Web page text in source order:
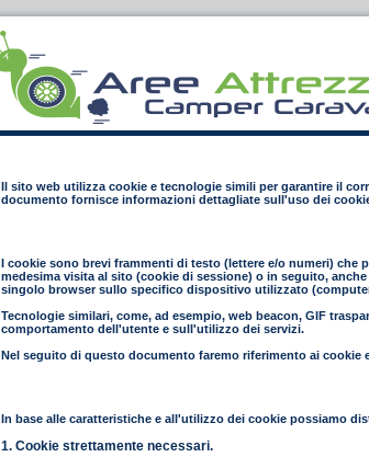
Il sito web utilizza cookie e tecnologie simili per garantire il
documento fornisce informazioni dettagliate sull'uso dei
I cookie sono brevi frammenti di testo (lettere e/o numeri)
medesima visita al sito (cookie di sessione) o in seguito,
singolo browser sullo specifico dispositivo utilizzato
Tecnologie similari, come, ad esempio, web beacon, GIF
comportamento dell'utente e sull'utilizzo dei servizi.
Nel seguito di questo documento faremo riferimento ai
In base alle caratteristiche e all'utilizzo dei cookie possiamo
1. Cookie strettamente necessari.